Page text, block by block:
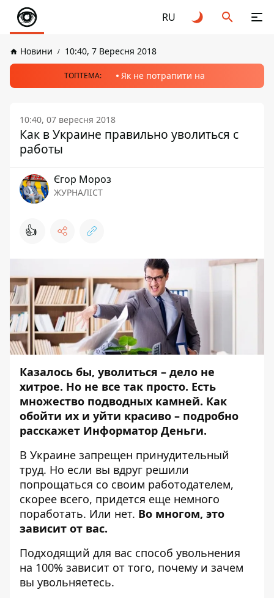
RU
Новини 10:40, 7 Вересня 2018
ТОПТЕМА: Як не потрапити на
10:40, 07 вересня 2018
Как в Украине правильно уволиться с
работы
Єгор Мороз
ЖУРНАЛІСТ
👍
Казалось бы, уволиться – дело не
хитрое. Но не все так просто. Есть
множество подводных камней. Как
обойти их и уйти красиво – подробно
расскажет Информатор Деньги.
В Украине запрещен принудительный
труд. Но если вы вдруг решили
попрощаться со своим работодателем,
скорее всего, придется еще немного
поработать. Или нет. Во многом, это
зависит от вас.
Подходящий для вас способ увольнения
на 100% зависит от того, почему и зачем
вы увольняетесь.